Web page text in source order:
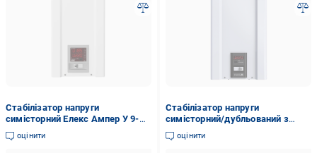
Стабілізатор напруги
симісторний Елекс Ампер У 9-
1/25 v2.1 5500 Вт (DR008251)
оцінити
Стабілізатор напруги
симісторний/дубльований з
електромагнітним реле Елекс
Гібрид У 9-1/25 v2.0 5500 Вт
оцінити